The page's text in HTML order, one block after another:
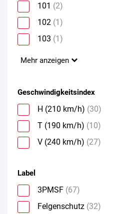
101 (2)
102 (1)
103 (1)
Mehr anzeigen
Geschwindigkeitsindex
H (210 km/h) (30)
T (190 km/h) (10)
V (240 km/h) (27)
Label
3PMSF (67)
Felgenschutz (32)